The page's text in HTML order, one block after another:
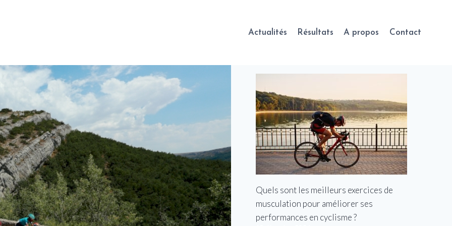
Actualités Résultats A propos Contact
Quels sont les meilleurs exercices de
musculation pour améliorer ses
performances en cyclisme ?